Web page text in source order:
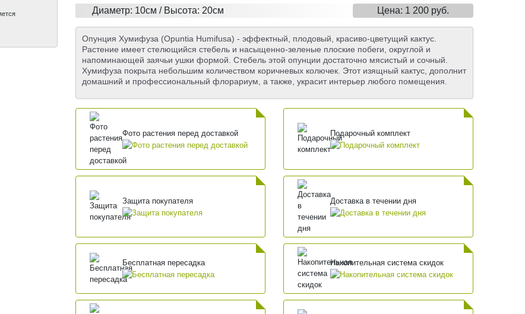
Диаметр: 10см / Высота: 20см
Цена: 1 200 руб.
Опунция Хумифуза (Opuntia Humifusa) - эффектный, плодовый, красиво-цветущий кактус.
Растение имеет стелющийся стебель и насыщенно-зеленые плоские побеги, округлой и
напоминающей заячьи ушки формой. Стебель этой опунции достаточно мясистый и сочный.
Хумифуза покрыта небольшим количеством коричневых колючек. Этот изящный кактус, дополнит
домашний и профессиональный флорариум, а также, украсит интерьер любого помещения.
Фото растения перед доставкой Подарочный комплект
Защита покупателя Доставка в течении дня
Бесплатная пересадка Накопительная система скидок